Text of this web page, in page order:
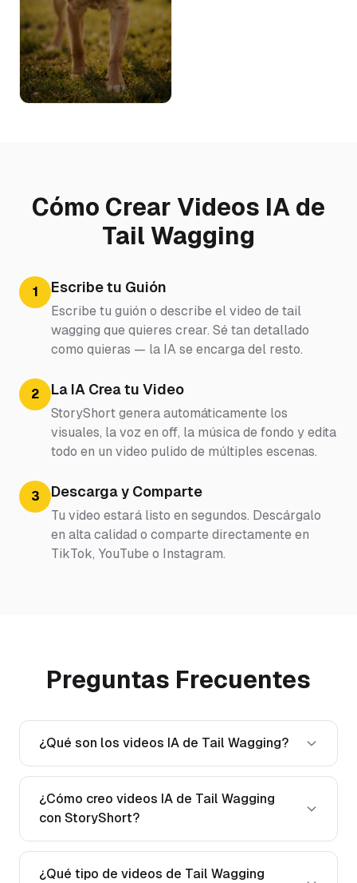
Cómo Crear Videos IA de
Tail Wagging
1 Escribe tu Guión
Escribe tu guión o describe el video de tail
wagging que quieres crear. Sé tan detallado
como quieras — la IA se encarga del resto.
2 La IA Crea tu Video
StoryShort genera automáticamente los
visuales, la voz en off, la música de fondo y edita
todo en un video pulido de múltiples escenas.
3 Descarga y Comparte
Tu video estará listo en segundos. Descárgalo
en alta calidad o comparte directamente en
TikTok, YouTube o Instagram.
Preguntas Frecuentes
¿Qué son los videos IA de Tail Wagging?
¿Cómo creo videos IA de Tail Wagging
con StoryShort?
¿Qué tipo de videos de Tail Wagging